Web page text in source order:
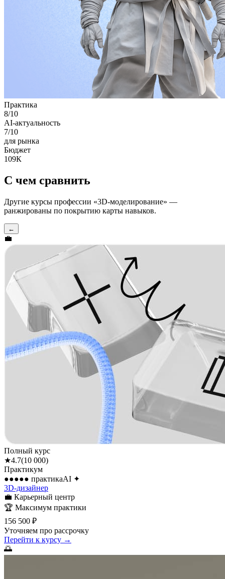
Практика
8/10
AI-актуальность
7/10
для рынка
Бюджет
109К
С чем сравнить
Другие курсы профессии «3D-моделирование» —
ранжированы по покрытию карты навыков.
←
💼
Полный курс
★4.7(10 000)
Практикум
●●●●● практикаAI ✦
3D-дизайнер
💼 Карьерный центр
🏆 Максимум практики
156 500 ₽
Уточняем про рассрочку
Перейти к курсу →
🌅